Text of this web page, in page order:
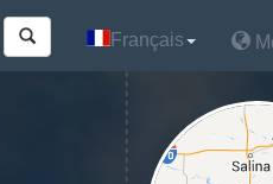
Français
Français